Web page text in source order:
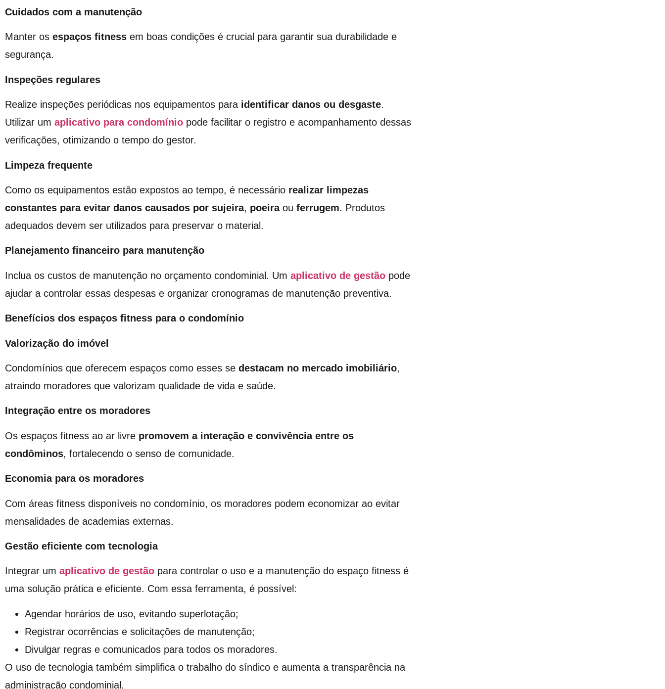
Cuidados com a manutenção
Manter os espaços fitness em boas condições é crucial para garantir sua durabilidade e
segurança.
Inspeções regulares
Realize inspeções periódicas nos equipamentos para identificar danos ou desgaste.
Utilizar um aplicativo para condomínio pode facilitar o registro e acompanhamento dessas
verificações, otimizando o tempo do gestor.
Limpeza frequente
Como os equipamentos estão expostos ao tempo, é necessário realizar limpezas
constantes para evitar danos causados por sujeira, poeiraou ferrugem. Produtos
adequados devem ser utilizados para preservar o material.
Planejamento financeiro para manutenção
Inclua os custos de manutenção no orçamento condominial. Um aplicativo de gestão pode
ajudar a controlar essas despesas e organizar cronogramas de manutenção preventiva.
Benefícios dos espaços fitness para o condomínio
Valorização do imóvel
Condomínios que oferecem espaços como esses se destacam no mercado imobiliário,
atraindo moradores que valorizam qualidade de vida e saúde.
Integração entre os moradores
Os espaços fitness ao ar livre promovem a interação e convivência entre os
condôminos, fortalecendo o senso de comunidade.
Economia para os moradores
Com áreas fitness disponíveis no condomínio, os moradores podem economizar ao evitar
mensalidades de academias externas.
Gestão eficiente com tecnologia
Integrar um aplicativo de gestão para controlar o uso e a manutenção do espaço fitness é
uma solução prática e eficiente. Com essa ferramenta, é possível:
Agendar horários de uso, evitando superlotação;
Registrar ocorrências e solicitações de manutenção;
Divulgar regras e comunicados para todos os moradores.
O uso de tecnologia também simplifica o trabalho do síndico e aumenta a transparência na
administração condominial.